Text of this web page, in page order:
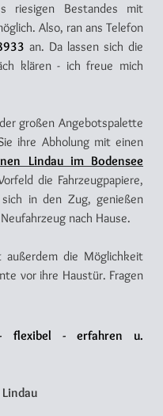
riesigen Bestandes mit
Also, ran ans Telefon
an. Da lassen sich die
klären - ich freue mich
großen Angebotspalette
ihre Abholung mit einen
Lindau im Bodensee
die Fahrzeugpapiere,
in den Zug, genießen
nach Hause.
außerdem die Möglichkeit
vor ihre Haustür. Fragen
flexibel - erfahren u.